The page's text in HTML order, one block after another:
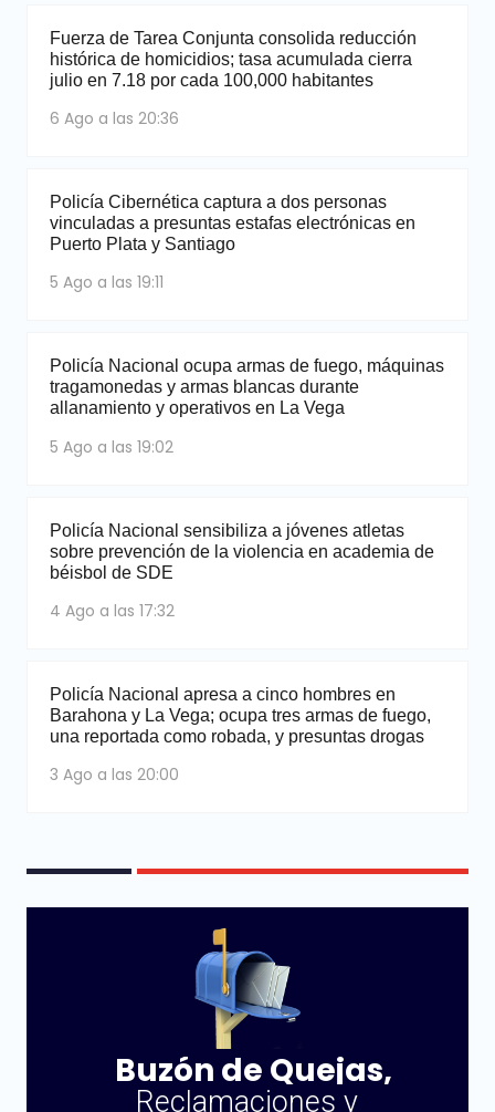
Fuerza de Tarea Conjunta consolida reducción
histórica de homicidios; tasa acumulada cierra
julio en 7.18 por cada 100,000 habitantes
6 Ago a las 20:36
Policía Cibernética captura a dos personas
vinculadas a presuntas estafas electrónicas en
Puerto Plata y Santiago
5 Ago a las 19:11
Policía Nacional ocupa armas de fuego, máquinas
tragamonedas y armas blancas durante
allanamiento y operativos en La Vega
5 Ago a las 19:02
Policía Nacional sensibiliza a jóvenes atletas
sobre prevención de la violencia en academia de
béisbol de SDE
4 Ago a las 17:32
Policía Nacional apresa a cinco hombres en
Barahona y La Vega; ocupa tres armas de fuego,
una reportada como robada, y presuntas drogas
3 Ago a las 20:00
Buzón de Quejas,
Reclamaciones y